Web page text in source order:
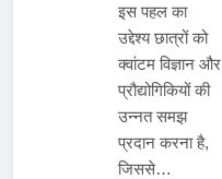
इस पहल का
उद्देश्य छात्रों को
क्वांटम विज्ञान और
प्रौद्योगिकियों की
उन्नत समझ
प्रदान करना है,
जिससे…